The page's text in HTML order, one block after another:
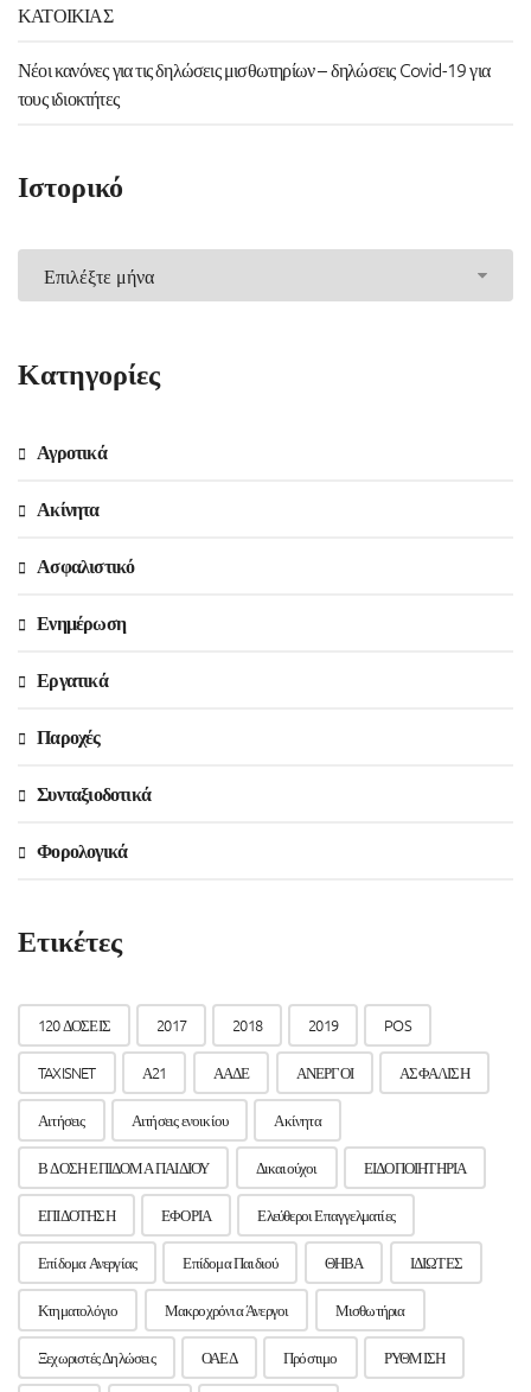
ΚΑΤΟΙΚΙΑΣ
Νέοι κανόνες για τις δηλώσεις μισθωτηρίων – δηλώσεις Covid-19 για
τους ιδιοκτήτες
Ιστορικό
Kατηγορίες
Αγροτικά
Ακίνητα
Ασφαλιστικό
Ενημέρωση
Εργατικά
Παροχές
Συνταξιοδοτικά
Φορολογικά
Ετικέτες
120 ΔΟΣΕΙΣ 2017 2018 2019 POS
TAXISNET Α21 ΑΑΔΕ ΑΝΕΡΓΟΙ ΑΣΦΑΛΙΣΗ
Αιτήσεις Αιτήσεις ενοικίου Ακίνητα
Β ΔΟΣΗ ΕΠΙΔΟΜΑ ΠΑΙΔΙΟΥ Δικαιούχοι ΕΙΔΟΠΟΙΗΤΗΡΙΑ
ΕΠΙΔΟΤΗΣΗ ΕΦΟΡΙΑ Ελεύθεροι Επαγγελματίες
Επίδομα Ανεργίας Επίδομα Παιδιού ΘΗΒΑ ΙΔΙΩΤΕΣ
Κτηματολόγιο Μακροχρόνια Άνεργοι Μισθωτήρια
Ξεχωριστές Δηλώσεις ΟΑΕΔ Πρόστιμο ΡΥΘΜΙΣΗ